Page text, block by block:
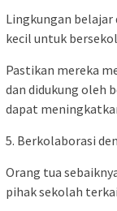
Lingkungan belajar
kecil untuk
Pastikan mereka
dan didukung oleh
dapat
5. Berkolaborasi
Orang tua
pihak sekolah